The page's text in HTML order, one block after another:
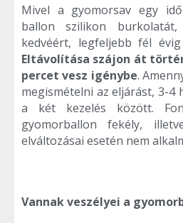
Mivel a gyomorsav egy
ballon szilikon
kedvéért, legfeljebb fél
Eltávolítása szájon át
percet vesz igénybe.
megismételni az eljárást, 3-
a két kezelés között.
gyomorballon fekély,
elváltozásai esetén nem
Vannak veszélyei a